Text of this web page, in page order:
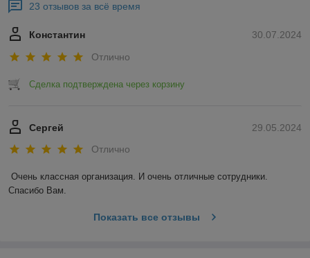
23 отзывов за всё время
30.07.2024
Константин
Отлично
Сделка подтверждена через корзину
29.05.2024
Сергей
Отлично
Очень классная организация. И очень отличные сотрудники.
Спасибо Вам.
Показать все отзывы